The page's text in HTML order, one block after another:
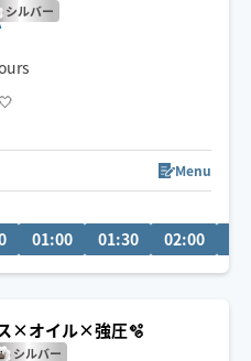
シルバー
、お身体をほぐしながら心
ストレッチを組み合わ
ーメイドのケアを🌿
Menu
01:00 01:30 02:00
×オイル×強圧🫧
シルバー